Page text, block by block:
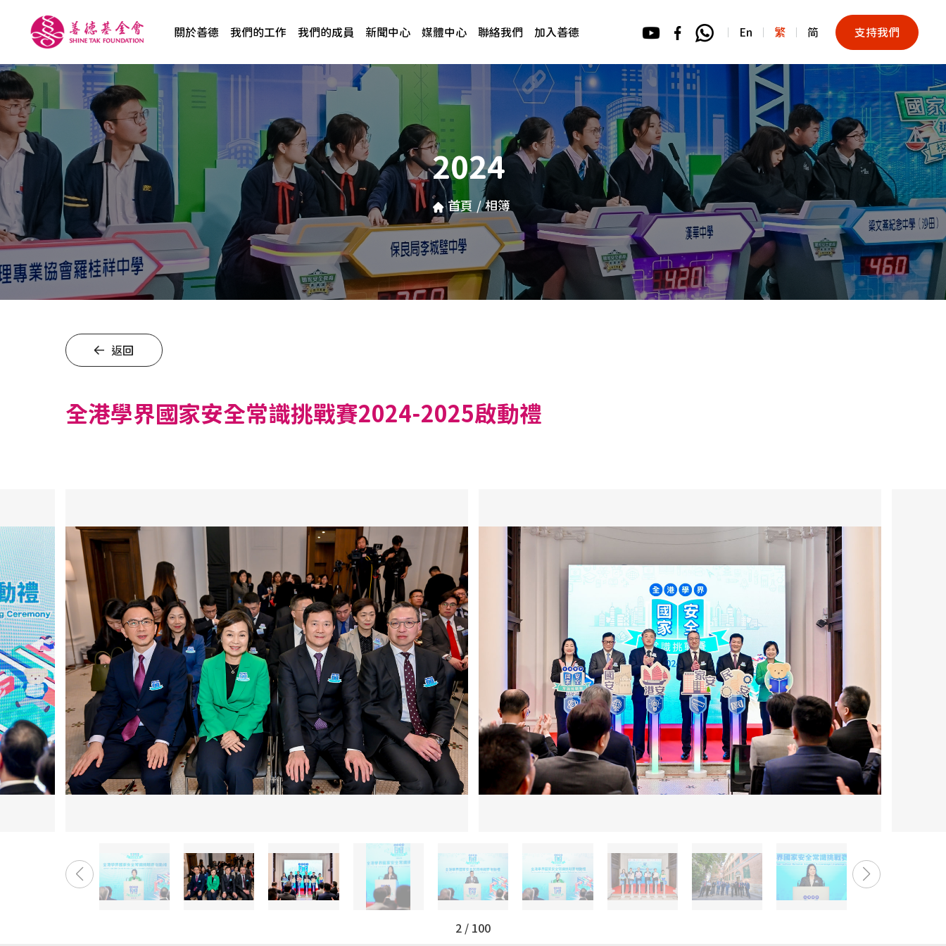
關於善德 我們的工作 我們的成員 新聞中心 媒體中心 聯絡我們 加入善德 En 繁 简 支持我們
2024
首頁 / 相簿
返回
全港學界國家安全常識挑戰賽2024-2025啟動禮
3 / 100